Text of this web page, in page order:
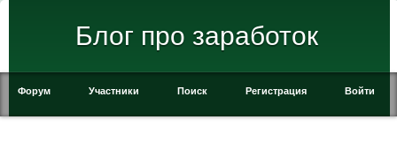
Блог про заработок
Форум Участники Поиск Регистрация Войти